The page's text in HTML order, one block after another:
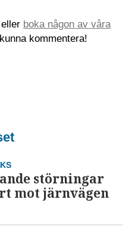
eller boka någon av våra
kommentera!
störningar
mot järnvägen